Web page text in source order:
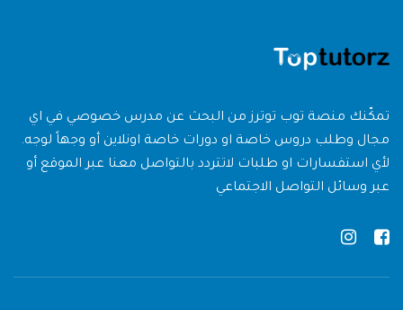
تمكّنك منصة توب توترز من البحث عن مدرس خصوصي في اي
مجال وطلب دروس خاصة او دورات خاصة اونلاين أو وجهاً لوجه.
لأي استفسارات او طلبات لاتتردد بالتواصل معنا عبر الموقع أو
عبر وسائل التواصل الاجتماعي